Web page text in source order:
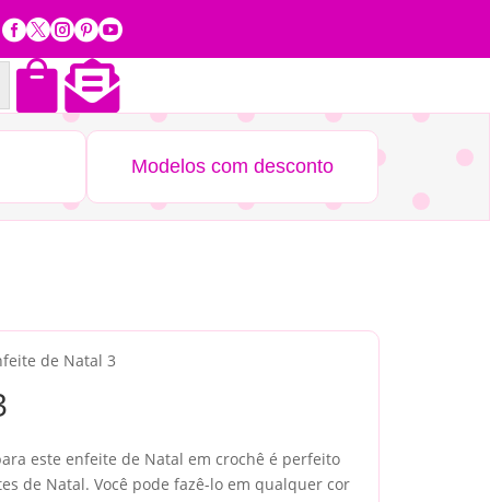


Modelos com desconto
de Natal 3
este enfeite de Natal em crochê é perfeito
de Natal. Você pode fazê-lo em qualquer cor